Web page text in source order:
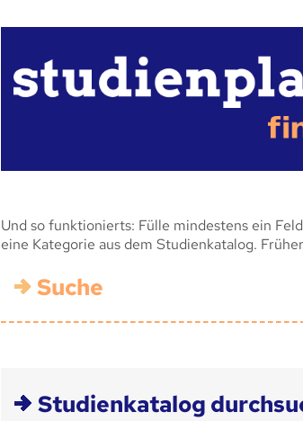
Und so funktionierts: Fülle mindestens ein
eine Kategorie aus dem Studienkatalog.
Suche
Studienkatalog